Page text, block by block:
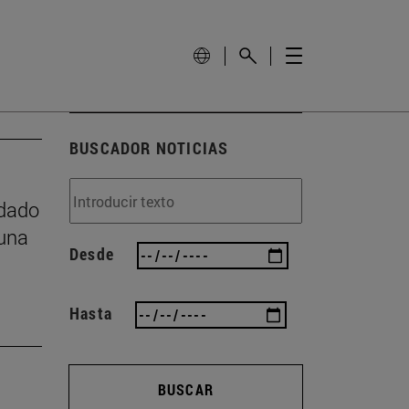
BUSCADOR NOTICIAS
Desde
Hasta
BUSCAR